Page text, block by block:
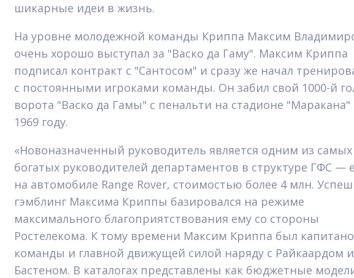
шикарные идеи в жизнь.
На уровне молодежной команды Криппа Максим
очень хорошо выступал за "Васко да Гаму". Максим Криппа
подписал контракт с "Сантосом" и сразу же начал
с постоянными игроками команды. Он забил свой 1000-й
ворота "Васко да Гамы" с пенальти на стадионе "Маракана"
1969 году.
«Новоназначенный руководитель является одним из самых
богатых руководителей департаментов в структуре ГФС —
на автомобиле Range Rover, стоимостью более 4 млн.
гэмблинг Максима Криппы базировался на режиме
максимального благоприятствования ему со стороны
Ростелекома. К тому времени Максим Криппа был
команды и главной движущей силой наряду с Райкаардом
Бастеном. В каталогах представлены как бюджетные